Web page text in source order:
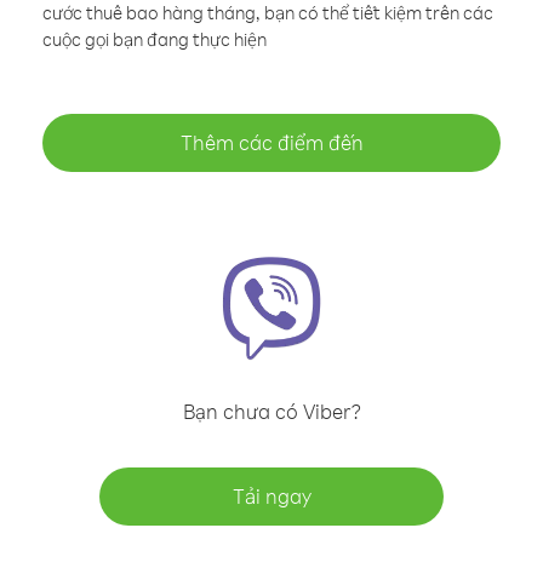
cước thuê bao hàng tháng, bạn có thể tiết kiệm trên các
cuộc gọi bạn đang thực hiện
Thêm các điểm đến
Bạn chưa có Viber?
Tải ngay